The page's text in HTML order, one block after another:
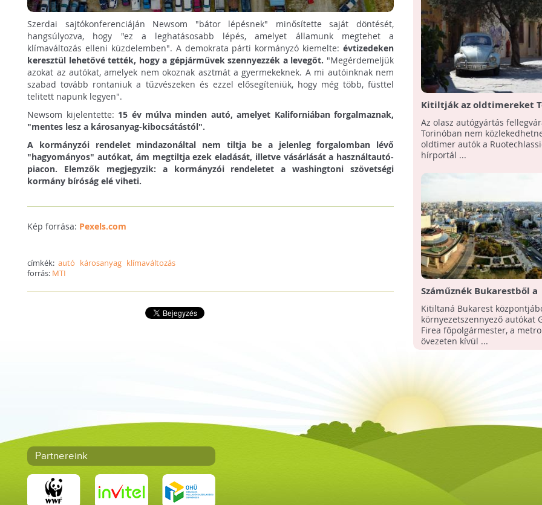
Szerdai sajtókonferenciáján Newsom "bátor lépésnek" minősítette saját döntését,
hangsúlyozva, hogy "ez a leghatásosabb lépés, amelyet államunk megtehet a
klímaváltozás elleni küzdelemben". A demokrata párti kormányzó kiemelte: évtizedeken
keresztül lehetővé tették, hogy a gépjárművek szennyezzék a levegőt. "Megérdemeljük
azokat az autókat, amelyek nem okoznak asztmát a gyermekeknek. A mi autóinknak nem
szabad tovább rontaniuk a tűzvészeken és ezzel elősegíteniük, hogy még több, füsttel
telitett napunk legyen".
Newsom kijelentette: 15 év múlva minden autó, amelyet Kaliforniában forgalmaznak,
"mentes lesz a károsanyag-kibocsátástól".
A kormányzói rendelet mindazonáltal nem tiltja be a jelenleg forgalomban lévő
"hagyományos" autókat, ám megtiltja ezek eladását, illetve vásárlását a használtautó-
piacon. Elemzők megjegyzik: a kormányzói rendeletet a washingtoni szövetségi
kormány bíróság elé viheti.
Kép forrása: Pexels.com
címkék:autó károsanyag klímaváltozás
forrás: MTI
Kitiltják az oldtimereket
Az olasz autógyártás
Torinóban nem
oldtimer autók a
hírportál ...
Száműznék Bukarestből a
környezetszennyező
Kitiltaná Bukarest
környezetszennyező autókat
Firea főpolgármester, a
övezeten kívül ...
Partnereink